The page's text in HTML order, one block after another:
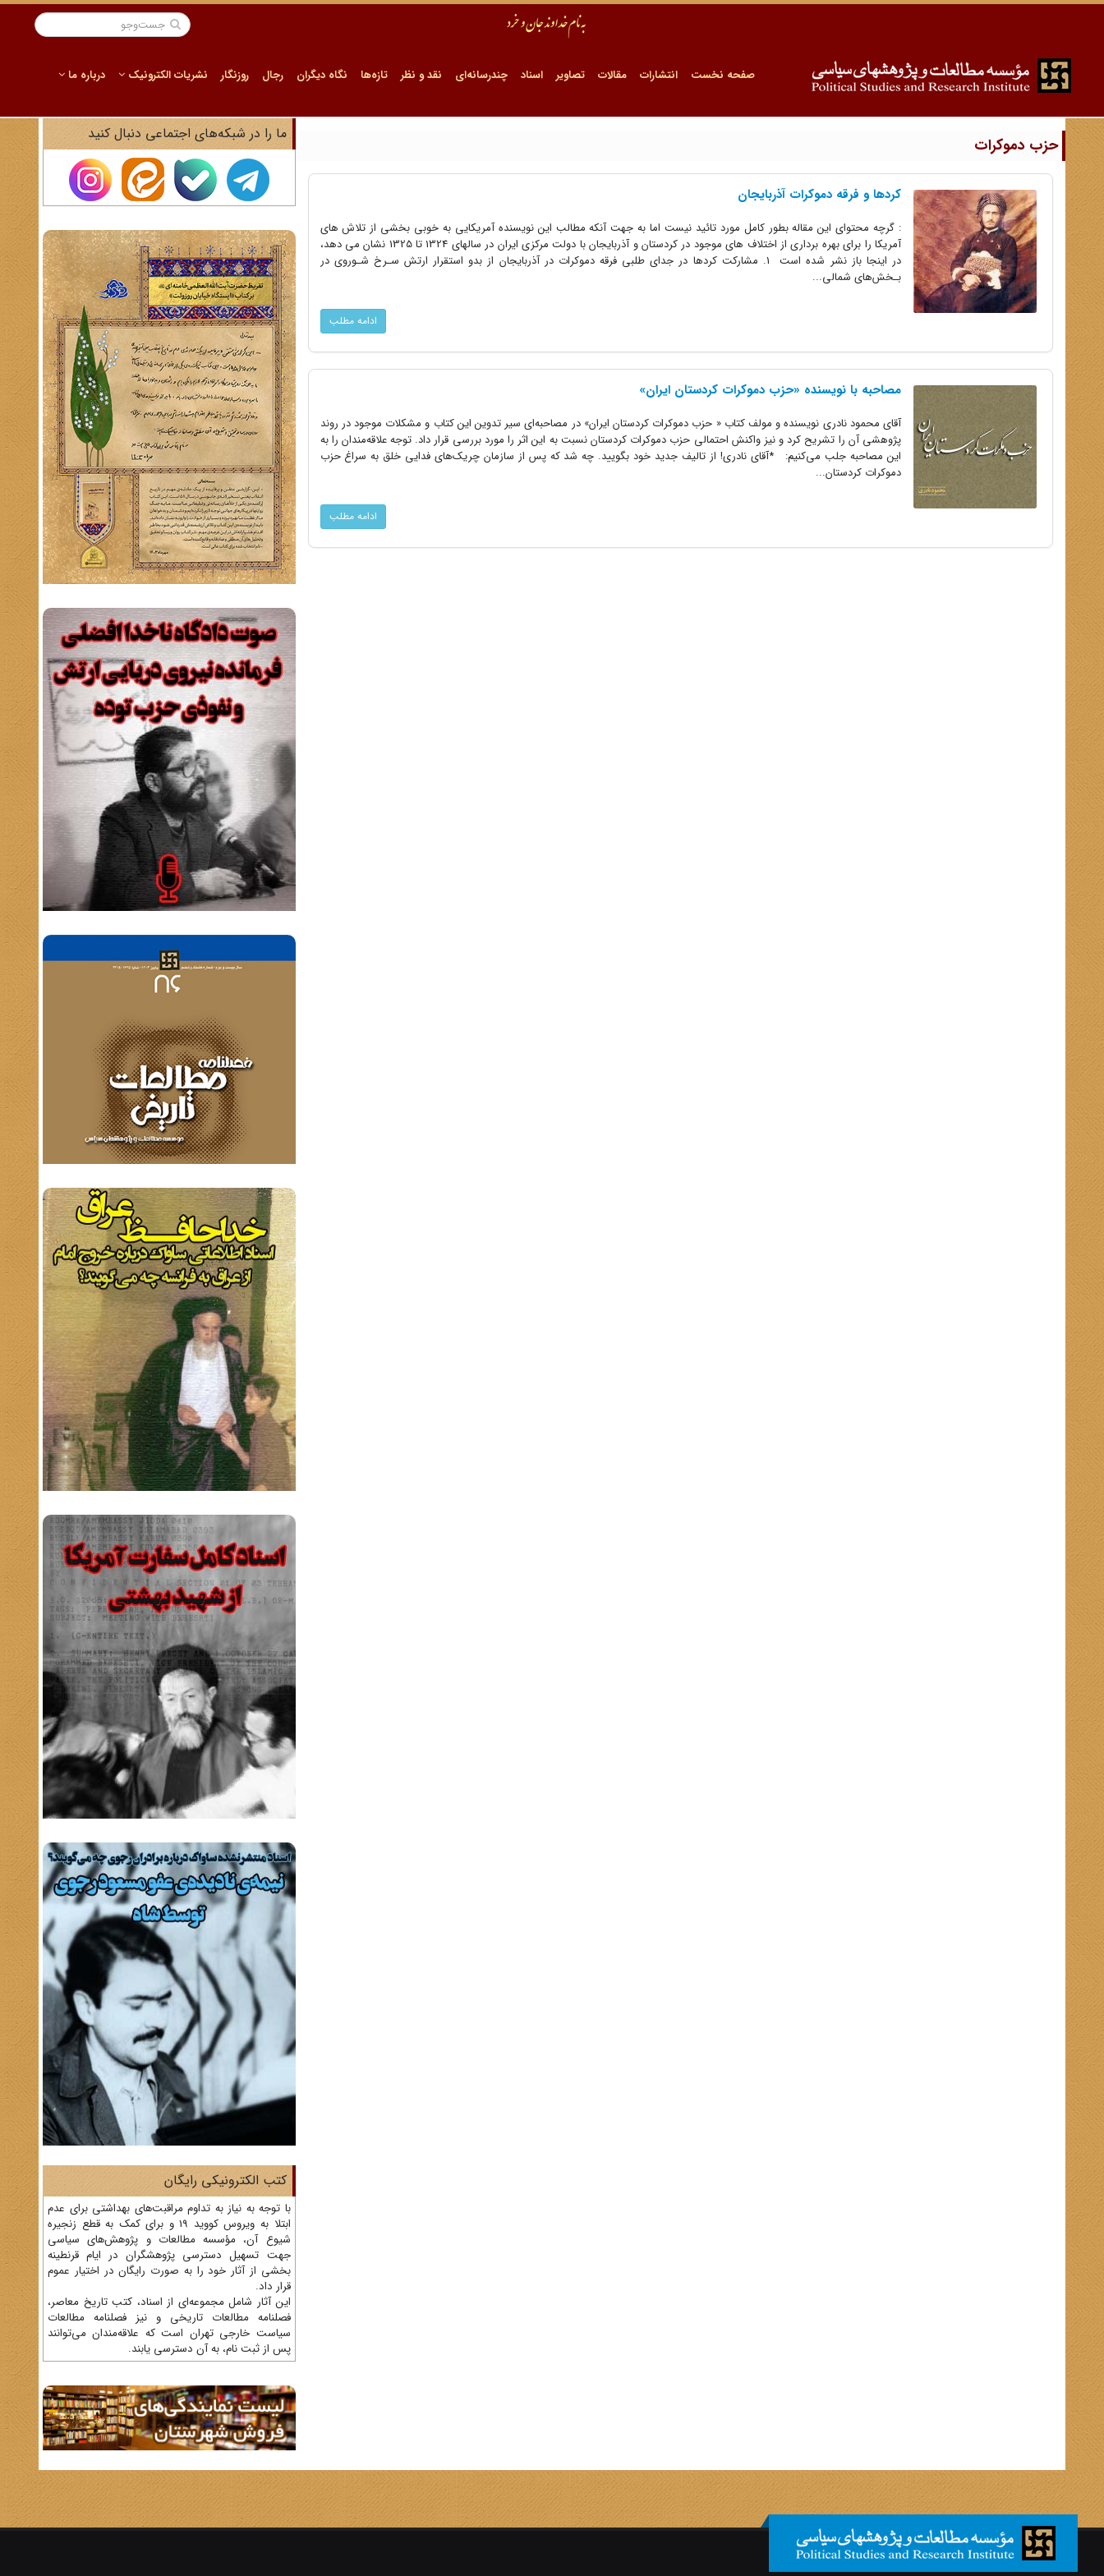
صفحه نخست انتشارات مقالات تصاویر اسناد چندرسانه‌ای نقد و نظر تازه‌ها نگاه دیگران رجال روزنگار نشریات الکترونیک درباره ما
حزب دموکرات
کردها و فرقه دموکرات آذربایجان
: گرچه محتوای این مقاله بطور کامل مورد تائید نیست اما به جهت آنکه مطالب این نویسنده آمریکایی به خوبی بخشی از تلاش های
آمریکا را برای بهره برداری از اختلاف های موجود در کردستان و آذربایجان با دولت مرکزی ایران در سالهای 1324 تا 1325 نشان می دهد،
در اینجا باز نشر شده است 1. مشارکت کردها در جدای طلبی فرقه دموکرات در آذربایجان از بدو‌ استقرار‌ ارتش‌ سـرخ شـوروی در
بـخش‌های شمالی...
ادامه مطلب
مصاحبه با نویسنده «حزب دموکرات کردستان ایران»
آقای محمود نادری نویسنده و مولف کتاب « حزب دموکرات کردستان ایران» در مصاحبه‌ای سیر تدوین این کتاب و مشکلات موجود در روند
پژوهشی آن را تشریح کرد و نیز واکنش احتمالی حزب دموکرات کردستان نسبت به این اثر را مورد بررسی قرار داد. توجه علاقه‌مندان را به
این مصاحبه جلب می‌کنیم: *آقای نادری! از تالیف جدید خود بگویید. چه شد که پس از سازمان چریک‌های فدایی خلق به سراغ حزب
دموکرات کردستان...
ادامه مطلب
ما را در شبکه‌های اجتماعی دنبال کنید
کتب الکترونیکی رایگان
با توجه به نیاز به تداوم مراقبت‌های بهداشتی برای عدم
ابتلا به ویروس کووید 19 و برای کمک به قطع زنجیره
شیوع آن، مؤسسه مطالعات و پژوهش‌های سیاسی
جهت تسهیل دسترسی پژوهشگران در ایام قرنطینه
بخشی از آثار خود را به صورت رایگان در اختیار عموم
قرار داد.
این آثار شامل مجموعه‌ای از اسناد، کتب تاریخ معاصر،
فصلنامه‌ مطالعات تاریخی و نیز فصلنامه مطالعات
سیاست خارجی تهران است که علاقه‌مندان می‌توانند
پس از ثبت نام، به آن دسترسی یابند.